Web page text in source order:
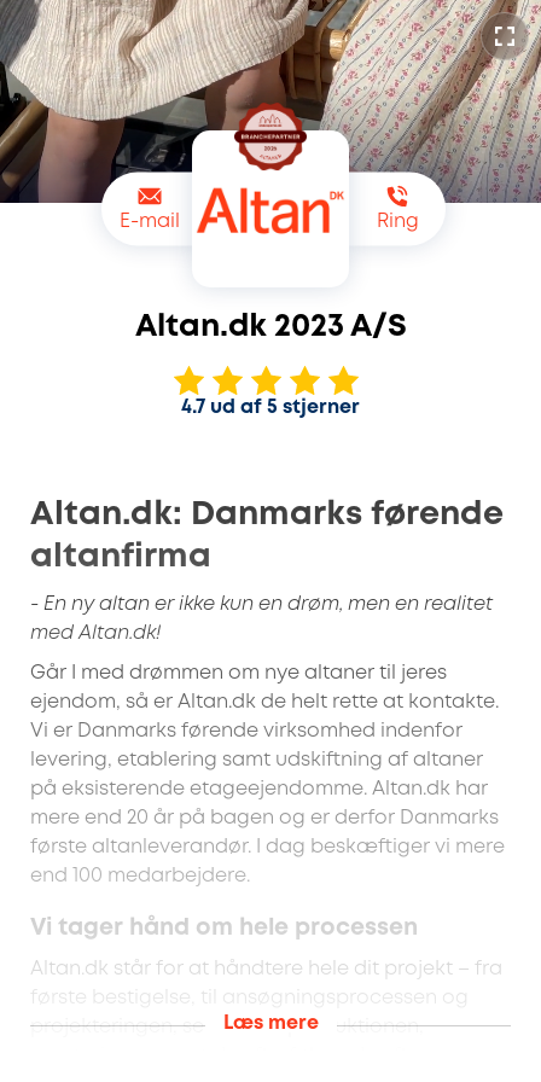
E-mail Ring
Altan.dk 2023 A/S
4.7 ud af 5 stjerner
Altan.dk: Danmarks førende
altanfirma
- En ny altan er ikke kun en drøm, men en realitet
med Altan.dk!
Går I med drømmen om nye altaner til jeres
ejendom, så er Altan.dk de helt rette at kontakte.
Vi er Danmarks førende virksomhed indenfor
levering, etablering samt udskiftning af altaner
på eksisterende etageejendomme. Altan.dk har
mere end 20 år på bagen og er derfor Danmarks
første altanleverandør. I dag beskæftiger vi mere
end 100 medarbejdere.
Vi tager hånd om hele processen
Altan.dk står for at håndtere hele dit projekt – fra
første bestigelse, til ansøgningsprocessen og
projekteringen, selve altanproduktionen,
Læs mere